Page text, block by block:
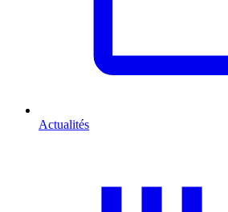
Actualités